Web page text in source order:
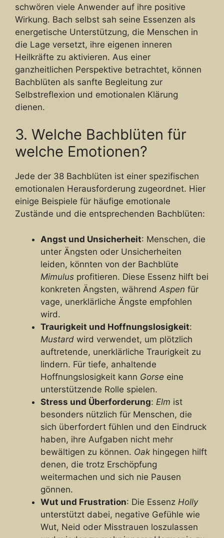
schwören viele Anwender auf ihre positive
Wirkung. Bach selbst sah seine Essenzen als
energetische Unterstützung, die Menschen in
die Lage versetzt, ihre eigenen inneren
Heilkräfte zu aktivieren. Aus einer
ganzheitlichen Perspektive betrachtet, können
Bachblüten als sanfte Begleitung zur
Selbstreflexion und emotionalen Klärung
dienen.
3. Welche Bachblüten für
welche Emotionen?
Jede der 38 Bachblüten ist einer spezifischen
emotionalen Herausforderung zugeordnet. Hier
einige Beispiele für häufige emotionale
Zustände und die entsprechenden Bachblüten:
Angst und Unsicherheit: Menschen, die
unter Ängsten oder Unsicherheiten
leiden, könnten von der Bachblüte
Mimulus profitieren. Diese Essenz hilft bei
konkreten Ängsten, während Aspen für
vage, unerklärliche Ängste empfohlen
wird.
Traurigkeit und Hoffnungslosigkeit:
Mustard wird verwendet, um plötzlich
auftretende, unerklärliche Traurigkeit zu
lindern. Für tiefe, anhaltende
Hoffnungslosigkeit kann Gorse eine
unterstützende Rolle spielen.
Stress und Überforderung: Elm ist
besonders nützlich für Menschen, die
sich überfordert fühlen und den Eindruck
haben, ihre Aufgaben nicht mehr
bewältigen zu können. Oak hingegen hilft
denen, die trotz Erschöpfung
weitermachen und sich nie Pausen
gönnen.
Wut und Frustration: Die Essenz Holly
unterstützt dabei, negative Gefühle wie
Wut, Neid oder Misstrauen loszulassen